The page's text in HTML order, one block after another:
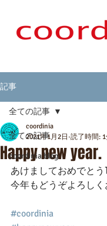
記事
全ての記事
coordinia blog
全ての記事
Happy new year.
coordinia
2021年1月2日 読了時間:
あけましておめでと
今年もどうぞよろしく
#coordinia